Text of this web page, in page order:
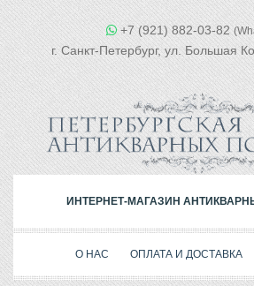
+7 (921) 882-03-82
г. Санкт-Петербург, ул. Большая
ИНТЕРНЕТ-МАГАЗИН
О НАС ОПЛАТА И ДОСТАВКА